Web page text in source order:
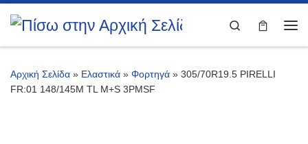
Μετάβαση στο περιεχόμενο
Search
Αρχική Σελίδα » Ελαστικά » Φορτηγά » 305/70R19.5 PIRELLI
FR:01 148/145M TL M+S 3PMSF